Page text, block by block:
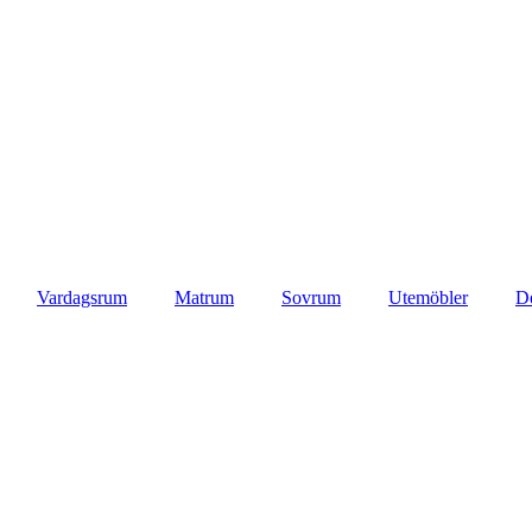
Vardagsrum Matrum Sovrum Utemöbler